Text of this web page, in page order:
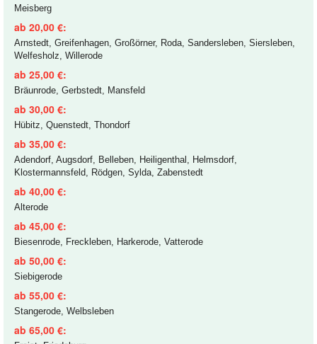
Meisberg
ab 20,00 €:
Arnstedt, Greifenhagen, Großörner, Roda, Sandersleben, Siersleben,
Welfesholz, Willerode
ab 25,00 €:
Bräunrode, Gerbstedt, Mansfeld
ab 30,00 €:
Hübitz, Quenstedt, Thondorf
ab 35,00 €:
Adendorf, Augsdorf, Belleben, Heiligenthal, Helmsdorf,
Klostermannsfeld, Rödgen, Sylda, Zabenstedt
ab 40,00 €:
Alterode
ab 45,00 €:
Biesenrode, Freckleben, Harkerode, Vatterode
ab 50,00 €:
Siebigerode
ab 55,00 €:
Stangerode, Welbsleben
ab 65,00 €: